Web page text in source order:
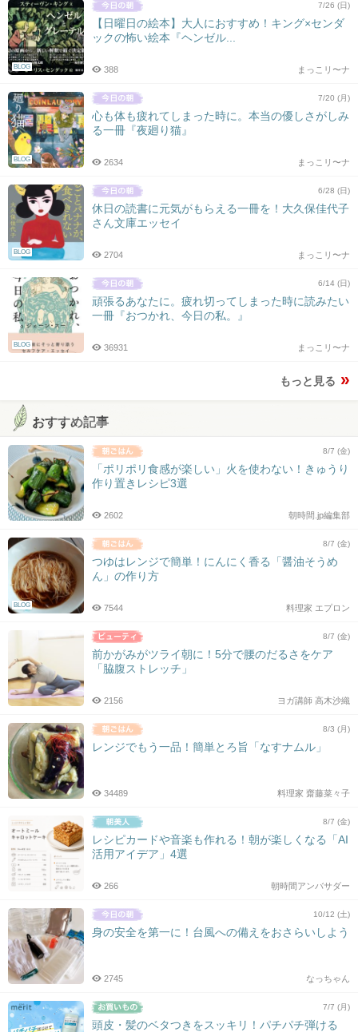
BLOG
7/26 (日)
【日曜日の絵本】大人におすすめ！キング×センダ
ックの怖い絵本『ヘンゼル...
まっこリ〜ナ
388
BLOG
7/20 (月)
心も体も疲れてしまった時に。本当の優しさがしみ
る一冊『夜廻り猫』
まっこリ〜ナ
2634
BLOG
6/28 (日)
休日の読書に元気がもらえる一冊を！大久保佳代子
さん文庫エッセイ
まっこリ〜ナ
2704
BLOG
6/14 (日)
頑張るあなたに。疲れ切ってしまった時に読みたい
一冊『おつかれ、今日の私。』
まっこリ〜ナ
36931
もっと見る
おすすめ記事
8/7 (金)
「ポリポリ食感が楽しい」火を使わない！きゅうり
作り置きレシピ3選
朝時間.jp編集部
2602
BLOG
8/7 (金)
つゆはレンジで簡単！にんにく香る「醤油そうめ
ん」の作り方
料理家 エプロン
7544
8/7 (金)
前かがみがツライ朝に！5分で腰のだるさをケア
「脇腹ストレッチ」
ヨガ講師 高木沙織
2156
8/3 (月)
レンジでもう一品！簡単とろ旨「なすナムル」
料理家 齋藤菜々子
34489
8/7 (金)
レシピカードや音楽も作れる！朝が楽しくなる「AI
活用アイデア」4選
朝時間アンバサダー
266
10/12 (土)
身の安全を第一に！台風への備えをおさらいしよう
なっちゃん
2745
7/7 (月)
頭皮・髪のベタつきをスッキリ！パチパチ弾ける